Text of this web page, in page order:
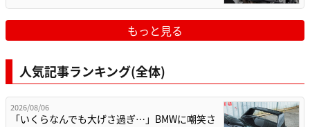
もっと見る
人気記事ランキング(全体)
2026/08/06
「いくらなんでも大げさ過ぎ…」BMWに嘲笑さ